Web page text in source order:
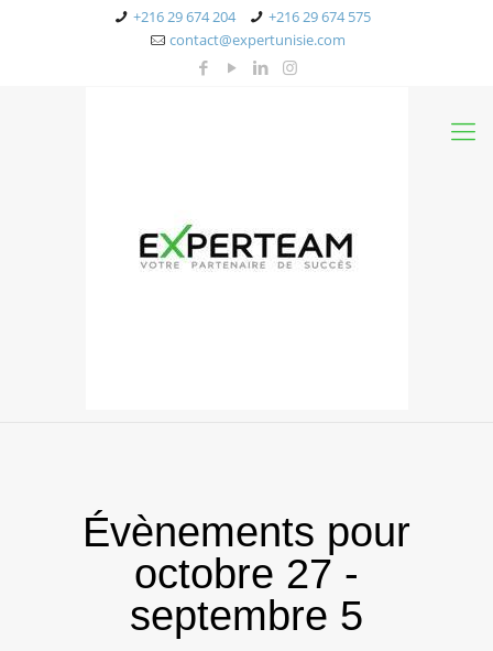
+216 29 674 204
+216 29 674 575
contact@expertunisie.com
Évènements pour
octobre 27 -
septembre 5